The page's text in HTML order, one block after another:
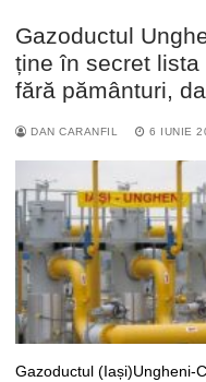
Caută
după:
Gazoductul
ține în secret
fără pământuri,
DAN CARANFIL 6 IUNIE
Gazoductul (Iași)Ungheni-